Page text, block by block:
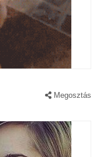
Megosztás